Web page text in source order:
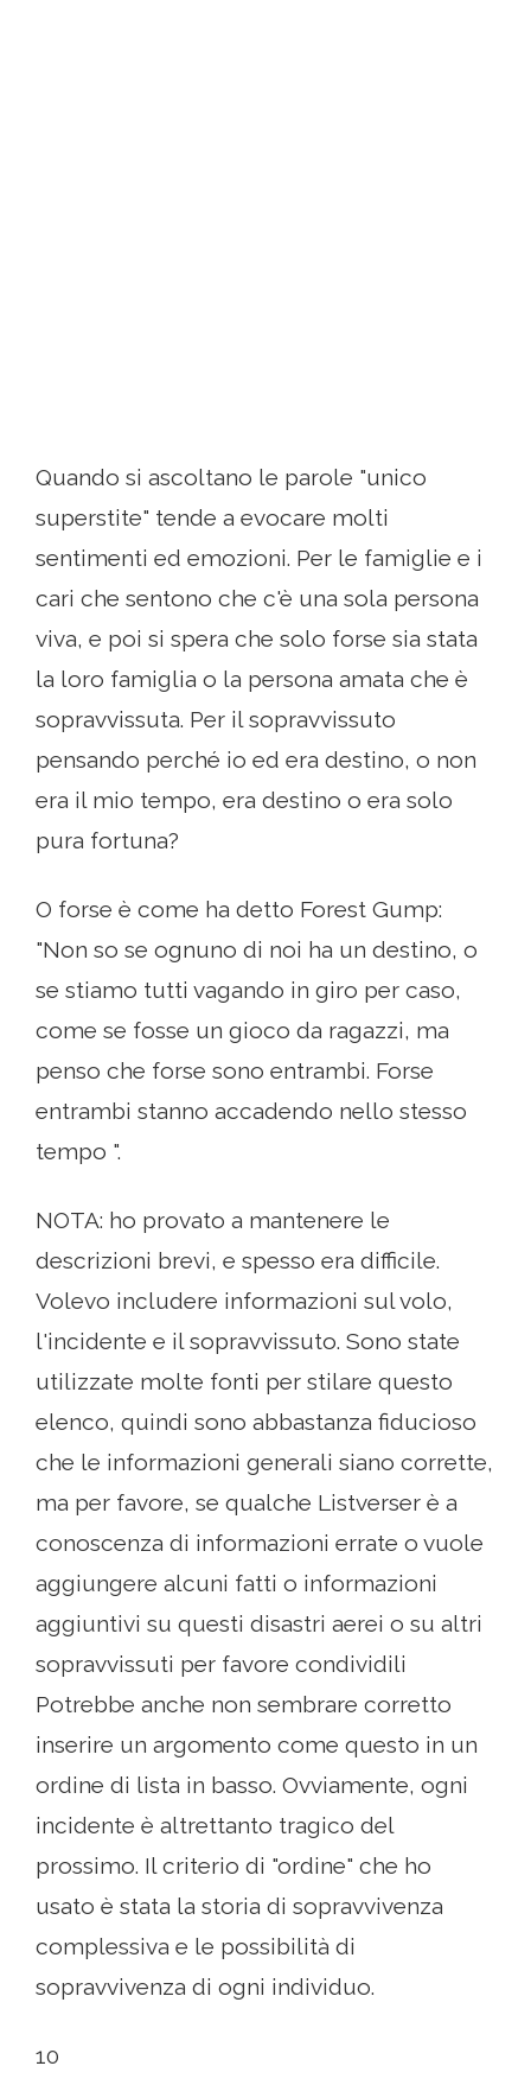
Quando si ascoltano le parole "unico
superstite" tende a evocare molti
sentimenti ed emozioni. Per le famiglie e i
cari che sentono che c'è una sola persona
viva, e poi si spera che solo forse sia stata
la loro famiglia o la persona amata che è
sopravvissuta. Per il sopravvissuto
pensando perché io ed era destino, o non
era il mio tempo, era destino o era solo
pura fortuna?
O forse è come ha detto Forest Gump:
"Non so se ognuno di noi ha un destino, o
se stiamo tutti vagando in giro per caso,
come se fosse un gioco da ragazzi, ma
penso che forse sono entrambi. Forse
entrambi stanno accadendo nello stesso
tempo ".
NOTA: ho provato a mantenere le
descrizioni brevi, e spesso era difficile.
Volevo includere informazioni sul volo,
l'incidente e il sopravvissuto. Sono state
utilizzate molte fonti per stilare questo
elenco, quindi sono abbastanza fiducioso
che le informazioni generali siano corrette,
ma per favore, se qualche Listverser è a
conoscenza di informazioni errate o vuole
aggiungere alcuni fatti o informazioni
aggiuntivi su questi disastri aerei o su altri
sopravvissuti per favore condividili
Potrebbe anche non sembrare corretto
inserire un argomento come questo in un
ordine di lista in basso. Ovviamente, ogni
incidente è altrettanto tragico del
prossimo. Il criterio di "ordine" che ho
usato è stata la storia di sopravvivenza
complessiva e le possibilità di
sopravvivenza di ogni individuo.
10